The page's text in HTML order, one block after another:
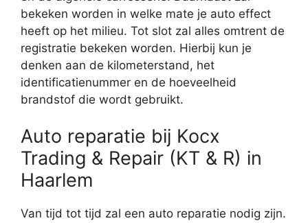
bekeken worden in welke mate je auto effect
heeft op het milieu. Tot slot zal alles omtrent de
registratie bekeken worden. Hierbij kun je
denken aan de kilometerstand, het
identificatienummer en de hoeveelheid
brandstof die wordt gebruikt.
Auto reparatie bij Kocx
Trading & Repair (KT & R) in
Haarlem
Van tijd tot tijd zal een auto reparatie nodig zijn.